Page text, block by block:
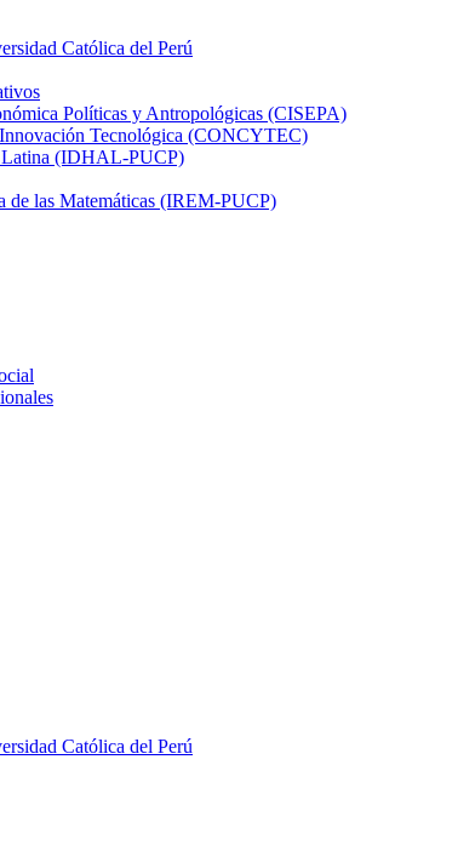
Católica del Perú
Políticas y Antropológicas (CISEPA)
Tecnológica (CONCYTEC)
Latina (IDHAL-PUCP)
de las Matemáticas (IREM-PUCP)
Católica del Perú